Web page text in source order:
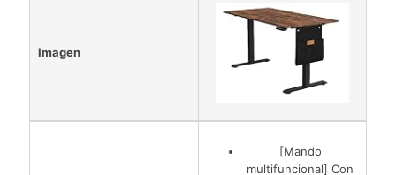
Imagen
[Mando
multifuncional] Con